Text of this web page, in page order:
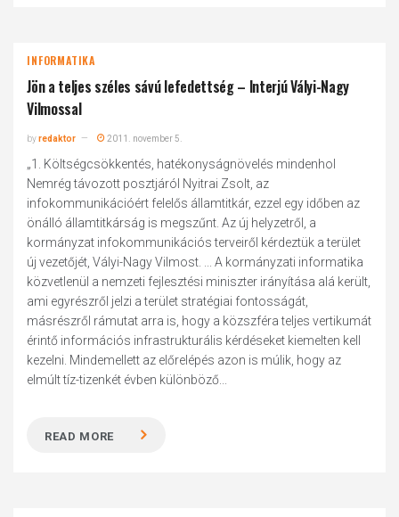
INFORMATIKA
Jön a teljes széles sávú lefedettség – Interjú Vályi-Nagy
Vilmossal
byredaktor 2011. november 5.
„1. Költségcsökkentés, hatékonyságnövelés mindenhol
Nemrég távozott posztjáról Nyitrai Zsolt, az
infokommunikációért felelős államtitkár, ezzel egy időben az
önálló államtitkárság is megszűnt. Az új helyzetről, a
kormányzat infokommunikációs terveiről kérdeztük a terület
új vezetőjét, Vályi-Nagy Vilmost. ... A kormányzati informatika
közvetlenül a nemzeti fejlesztési miniszter irányítása alá került,
ami egyrészről jelzi a terület stratégiai fontosságát,
másrészről rámutat arra is, hogy a közszféra teljes vertikumát
érintő információs infrastrukturális kérdéseket kiemelten kell
kezelni. Mindemellett az előrelépés azon is múlik, hogy az
elmúlt tíz-tizenkét évben különböző...
READ MORE